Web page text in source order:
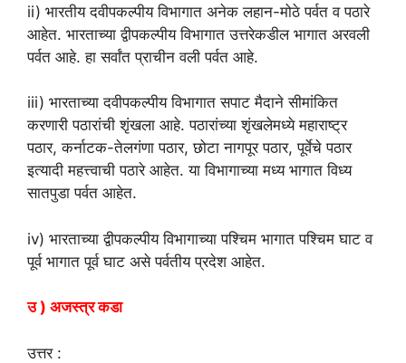
ii) भारतीय दवीपकल्पीय विभागात अनेक लहान-मोठे पर्वत व पठारे
आहेत. भारताच्या द्वीपकल्पीय विभागात उत्तरेकडील भागात अरवली
पर्वत आहे. हा सर्वांत प्राचीन वली पर्वत आहे.
iii) भारताच्या दवीपकल्पीय विभागात सपाट मैदाने सीमांकित
करणारी पठारांची शृंखला आहे. पठारांच्या शृंखलेमध्ये महाराष्ट्र
पठार, कर्नाटक-तेलगंणा पठार, छोटा नागपूर पठार, पूर्वेचे पठार
इत्यादी महत्त्वाची पठारे आहेत. या विभागाच्या मध्य भागात विध्य
सातपुडा पर्वत आहेत.
iv) भारताच्या द्वीपकल्पीय विभागाच्या पश्चिम भागात पश्चिम घाट व
पूर्व भागात पूर्व घाट असे पर्वतीय प्रदेश आहेत.
उ ) अजस्त्र कडा
उत्तर :